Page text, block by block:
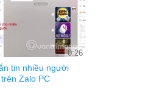
0:26
tin nhiều người
Zalo PC